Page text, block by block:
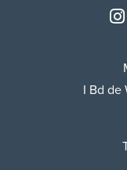
I Bd de